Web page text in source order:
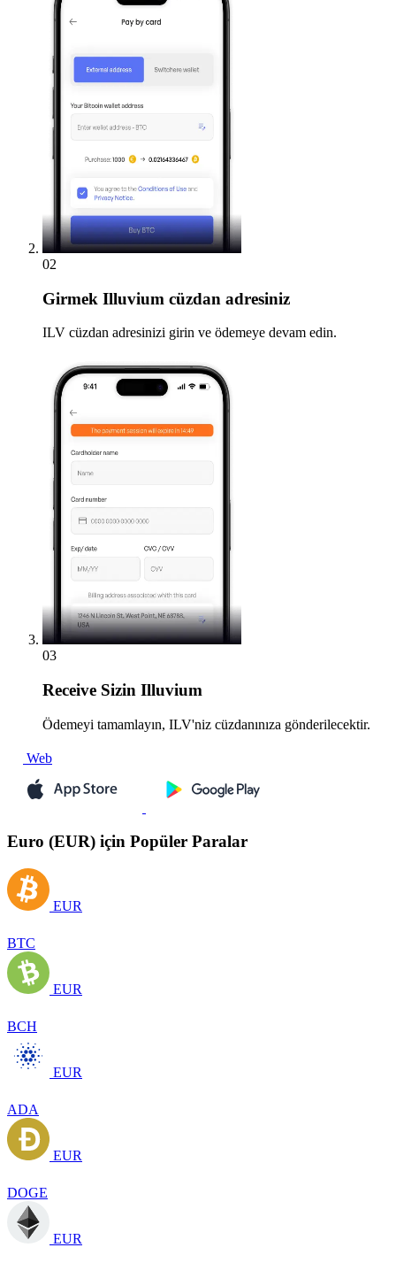
02
Girmek Illuvium cüzdan adresiniz
ILV cüzdan adresinizi girin ve ödemeye devam edin.
03
Receive Sizin Illuvium
Ödemeyi tamamlayın, ILV'niz cüzdanınıza gönderilecektir.
Web
Euro (EUR) için Popüler Paralar
EUR
BTC
EUR
BCH
EUR
ADA
EUR
DOGE
EUR